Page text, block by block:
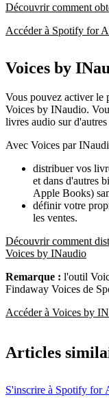
Découvrir comment
Accéder à Spotify for
Voices by
Vous pouvez activer le
Voices by INaudio.
livres audio sur
Avec Voices par
distribuer vos
et dans d'autres
Apple Books)
définir votre
les ventes.
Découvrir comment
Voices by INaudio
Remarque : l'outil
Findaway Voices de
Accéder à Voices by
Articles
S'inscrire à Spotify for